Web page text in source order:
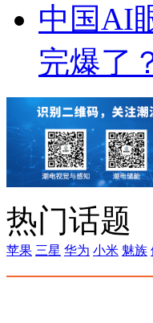
中国AI
完爆了
热门话题
苹果 三星 华为 小米 魅族